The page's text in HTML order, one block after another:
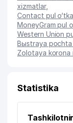
xizmatlar,
Contact pul
MoneyGram pul
Western Union
Bыstraya pochta
Zolotaya korona
Statistika